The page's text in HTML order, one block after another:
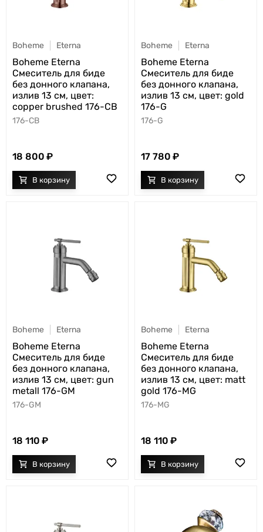
Boheme Eterna
Boheme Eterna
Смеситель для биде
без донного клапана,
излив 13 см, цвет:
copper brushed 176-CB
176-CB
18 800
Boheme Eterna
Boheme Eterna
Смеситель для биде
без донного клапана,
излив 13 см, цвет: gold
176-G
176-G
17 780
Boheme Eterna
Boheme Eterna
Смеситель для биде
без донного клапана,
излив 13 см, цвет: gun
metall 176-GM
176-GM
18 110
Boheme Eterna
Boheme Eterna
Смеситель для биде
без донного клапана,
излив 13 см, цвет: matt
gold 176-MG
176-MG
18 110